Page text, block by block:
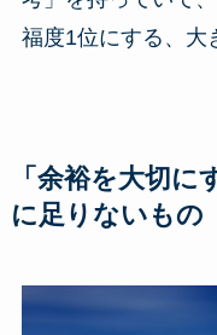
福度1位にする、大
「余裕を大切
に足りないもの